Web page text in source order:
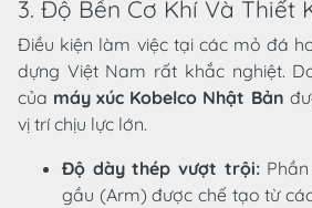
3. Độ Bền Cơ Khí Và Thiết
Điều kiện làm việc tại các mỏ đá
dựng Việt Nam rất khắc nghiệt.
của máy xúc Kobelco Nhật Bản
vị trí chịu lực lớn.
Độ dày thép vượt trội:Phần
gầu (Arm) được chế tạo từ